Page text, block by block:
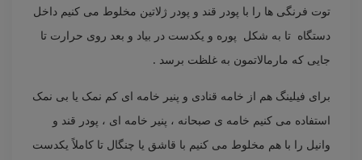
توت فرنگی ها را با پودر قند و پودر ژلاتین مخلوط می کنیم داخل
دستگاه تا به شکل پوره و یکدست در بیاد و بعد روی حرارت تا
جایی که مارمالاتمون به غلظت برسد .
برای فیلینگ هم از خامه قنادی و پنیر خامه ای کم نمک یا بی نمک
استفاده می کنیم خامه ی صبحانه ، پنیر خامه ای ، پودر قند و
وانیل را با هم مخلوط می کنیم با قاشق یا چنگال تا کاملاً یکدست